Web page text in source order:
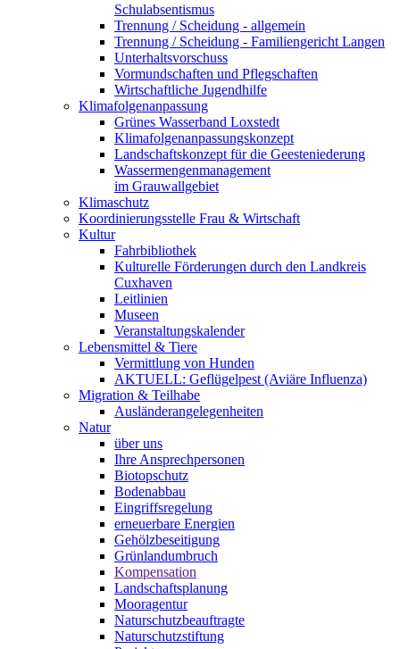
Schulabsentismus
Trennung / Scheidung - allgemein
Trennung / Scheidung - Familiengericht Langen
Unterhaltsvorschuss
Vormundschaften und Pflegschaften
Wirtschaftliche Jugendhilfe
Klimafolgenanpassung
Grünes Wasserband Loxstedt
Klimafolgenanpassungskonzept
Landschaftskonzept für die Geesteniederung
Wassermengenmanagement
im Grauwallgebiet
Klimaschutz
Koordinierungsstelle Frau & Wirtschaft
Kultur
Fahrbibliothek
Kulturelle Förderungen durch den Landkreis
Cuxhaven
Leitlinien
Museen
Veranstaltungskalender
Lebensmittel & Tiere
Vermittlung von Hunden
AKTUELL: Geflügelpest (Aviäre Influenza)
Migration & Teilhabe
Ausländerangelegenheiten
Natur
über uns
Ihre Ansprechpersonen
Biotopschutz
Bodenabbau
Eingriffsregelung
erneuerbare Energien
Gehölzbeseitigung
Grünlandumbruch
Kompensation
Landschaftsplanung
Mooragentur
Naturschutzbeauftragte
Naturschutzstiftung